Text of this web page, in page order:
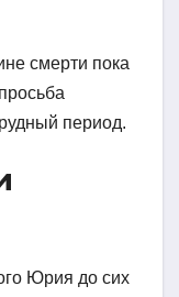
смерти пока
период.
Юрия до сих